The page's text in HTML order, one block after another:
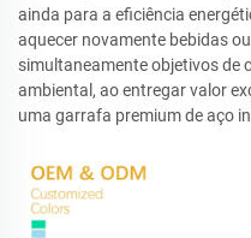
ainda para a eficiência
aquecer novamente bebidas
simultaneamente objetivos de
ambiental, ao entregar valor
uma garrafa premium de aço